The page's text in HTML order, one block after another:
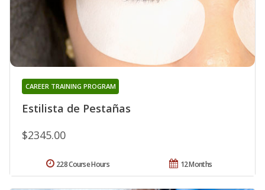
Estilista de Pestañas
CAREER TRAINING PROGRAM
$2345.00
12 Months
228 Course Hours